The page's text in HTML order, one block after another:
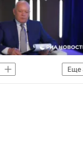
ЖКХ
Еще